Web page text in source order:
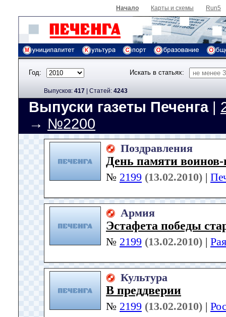
Начало Карты и схемы Run5
Год: Искать в статьях:
Выпусков: 417 | Cтатей: 4243
Выпуски газеты Печенга|
→ №2200
Поздравления
День памяти
№ 2199 (13.02.2010) |
Армия
Эстафета победы
№ 2199 (13.02.2010) |
Культура
В преддверии
№ 2199 (13.02.2010) |